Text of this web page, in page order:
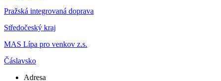
Pražská integrovaná doprava
Středočeský kraj
MAS Lípa pro venkov z.s.
Čáslavsko
Adresa